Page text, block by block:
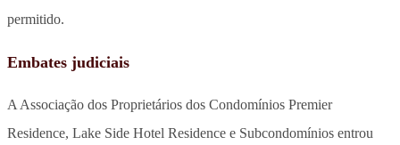
permitido.
Embates judiciais
A Associação dos Proprietários dos Condomínios Premier
Residence, Lake Side Hotel Residence e Subcondomínios entrou